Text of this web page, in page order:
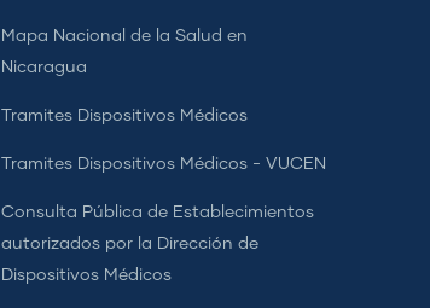
Mapa Nacional de la Salud en
Nicaragua
Tramites Dispositivos Médicos
Tramites Dispositivos Médicos - VUCEN
Consulta Pública de Establecimientos
autorizados por la Dirección de
Dispositivos Médicos